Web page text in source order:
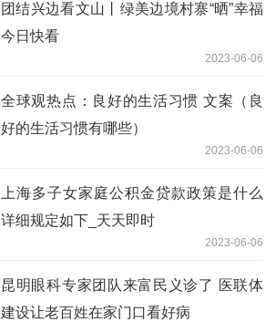
团结兴边看文山丨绿美边境村寨“晒”幸福
今日快看
2023-06-06
全球观热点：良好的生活习惯 文案（良
好的生活习惯有哪些）
2023-06-06
上海多子女家庭公积金贷款政策是什么
详细规定如下_天天即时
2023-06-06
昆明眼科专家团队来富民义诊了 医联体
建设让老百姓在家门口看好病